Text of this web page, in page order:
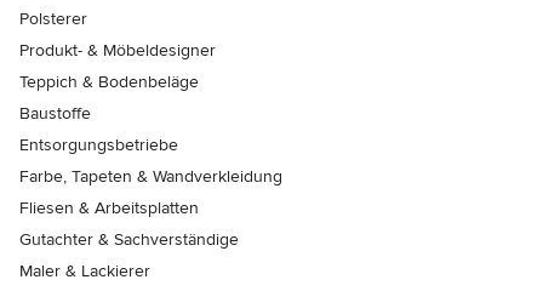
Polsterer
Produkt- & Möbeldesigner
Teppich & Bodenbeläge
Baustoffe
Entsorgungsbetriebe
Farbe, Tapeten & Wandverkleidung
Fliesen & Arbeitsplatten
Gutachter & Sachverständige
Maler & Lackierer